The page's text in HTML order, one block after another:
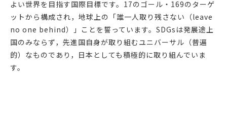
よい世界を目指す国際目標です。17のゴール・169のターゲ
ットから構成され，地球上の「誰一人取り残さない（leave
no one behind）」ことを誓っています。SDGsは発展途上
国のみならず，先進国自身が取り組むユニバーサル（普遍
的）なものであり，日本としても積極的に取り組んでいま
す。